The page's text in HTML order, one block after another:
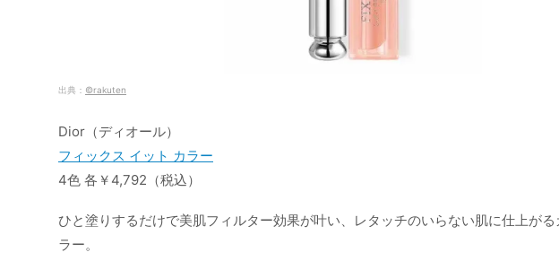
出典： ©rakuten
Dior（ディオール）
フィックス イット カラー
4色 各￥4,792（税込）
ひと塗りするだけで美肌フィルター効果が叶い、レタッチのいらない肌に仕上が
ラー。